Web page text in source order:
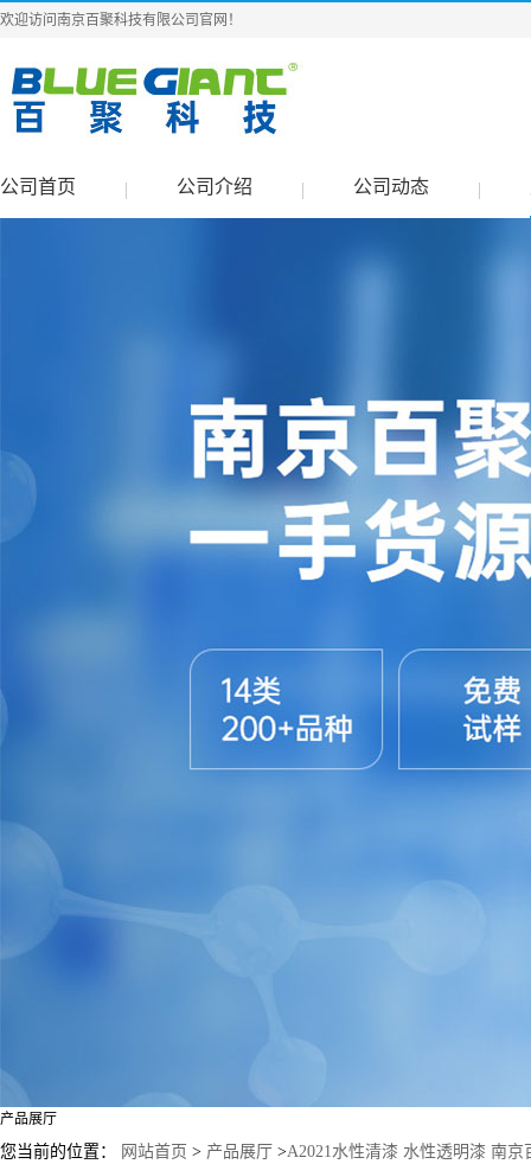
欢迎访问南京百聚科技有限公司官网！
公司首页 公司介绍 公司动态
产品展厅
您当前的位置： 网站首页 > 产品展厅 >A2021水性清漆 水性透明漆 南京